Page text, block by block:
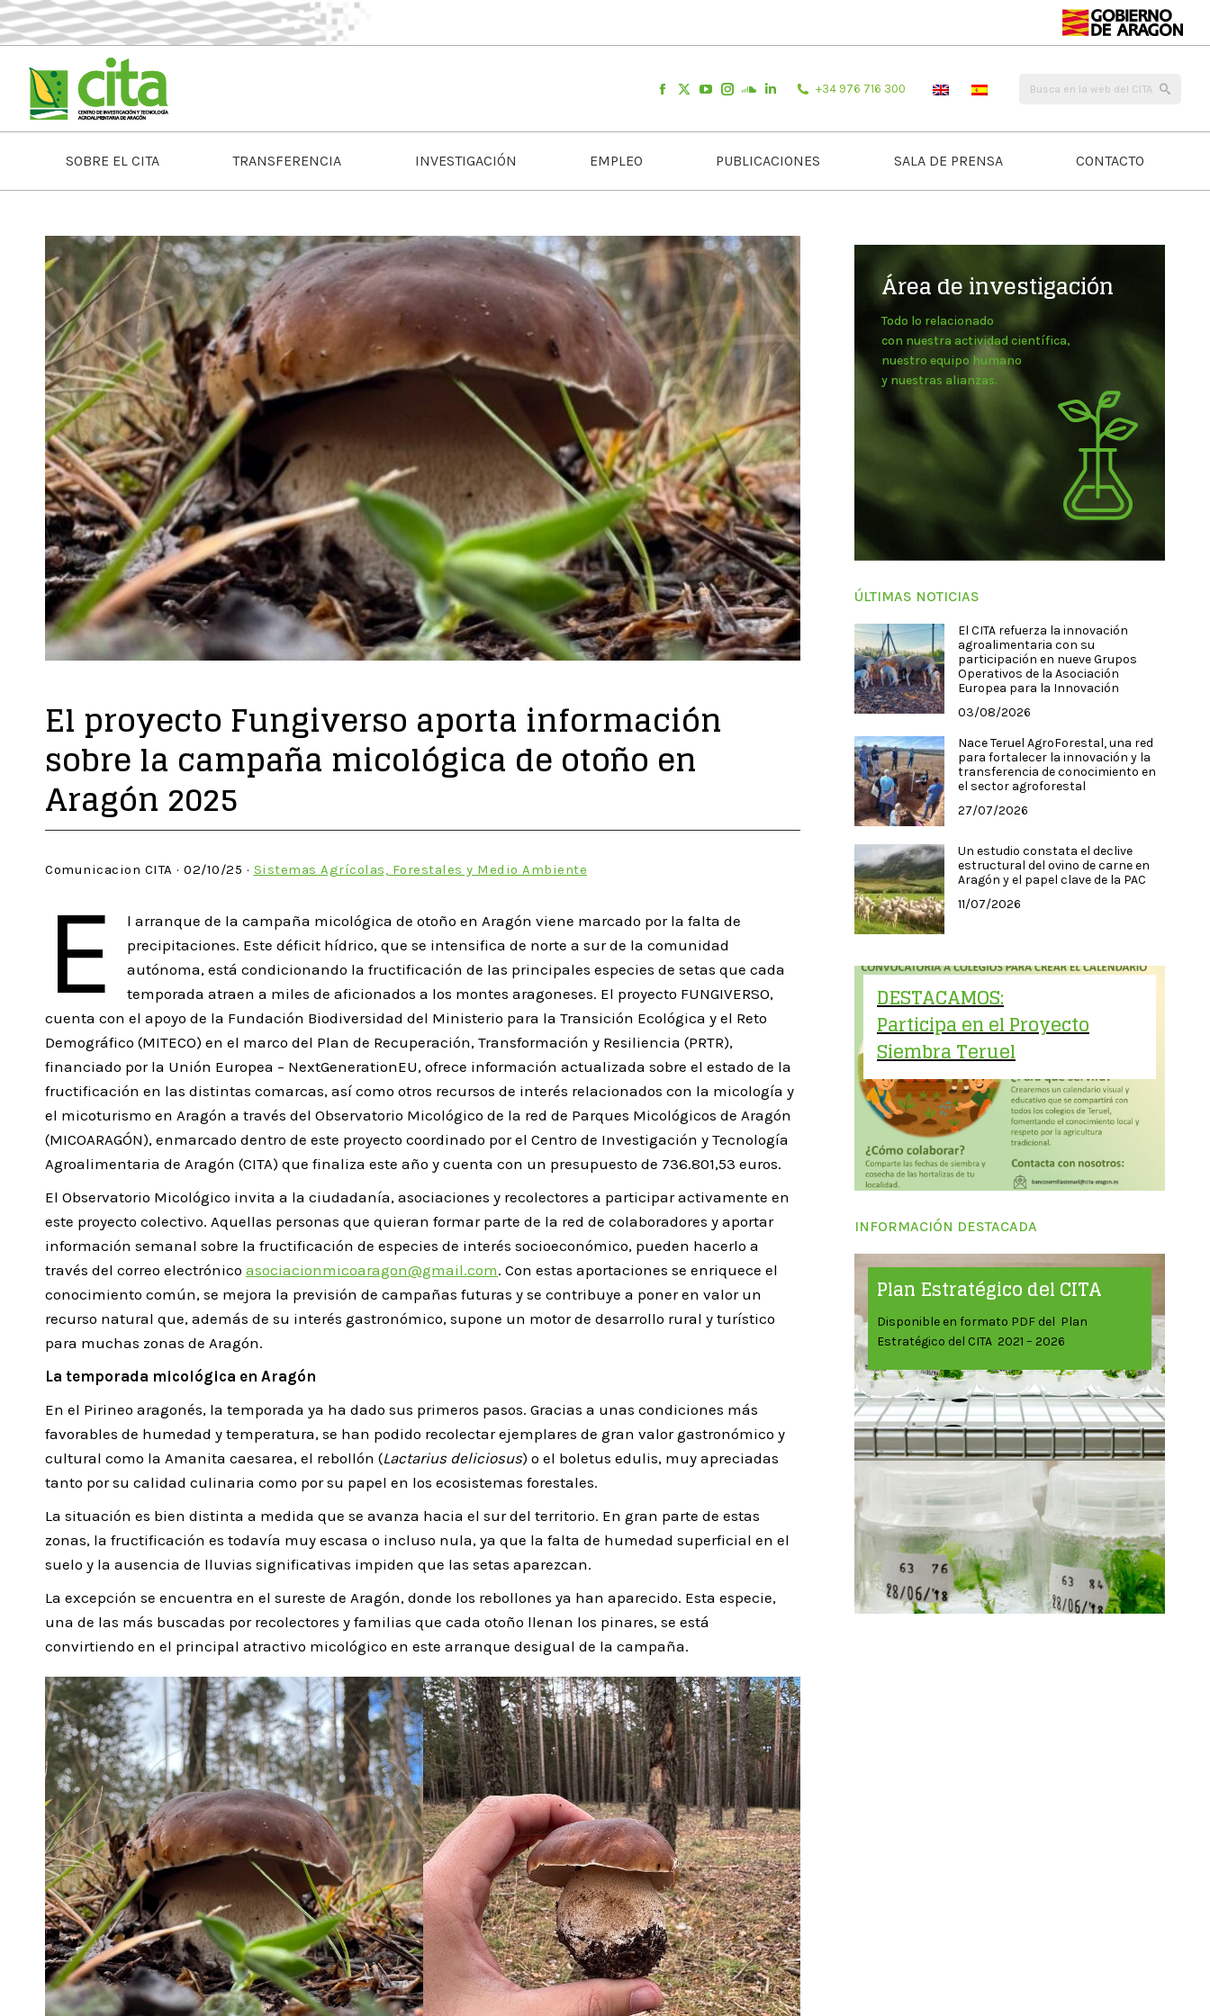
+34 976 716 300
SOBRE EL CITA TRANSFERENCIA INVESTIGACIÓN EMPLEO PUBLICACIONES SALA DE PRENSA CONTACTO
El proyecto Fungiverso aporta información
sobre la campaña micológica de otoño en
Aragón 2025
Comunicacion CITA · 02/10/25 · Sistemas Agrícolas, Forestales y Medio Ambiente
E
l arranque de la campaña micológica de otoño en Aragón viene marcado por la falta de
precipitaciones. Este déficit hídrico, que se intensifica de norte a sur de la comunidad
autónoma, está condicionando la fructificación de las principales especies de setas que cada
temporada atraen a miles de aficionados a los montes aragoneses. El proyecto FUNGIVERSO,
cuenta con el apoyo de la Fundación Biodiversidad del Ministerio para la Transición Ecológica y el Reto
Demográfico (MITECO) en el marco del Plan de Recuperación, Transformación y Resiliencia (PRTR),
financiado por la Unión Europea – NextGenerationEU, ofrece información actualizada sobre el estado de la
fructificación en las distintas comarcas, así como otros recursos de interés relacionados con la micología y
el micoturismo en Aragón a través del Observatorio Micológico de la red de Parques Micológicos de Aragón
(MICOARAGÓN), enmarcado dentro de este proyecto coordinado por el Centro de Investigación y Tecnología
Agroalimentaria de Aragón (CITA) que finaliza este año y cuenta con un presupuesto de 736.801,53 euros.
El Observatorio Micológico invita a la ciudadanía, asociaciones y recolectores a participar activamente en
este proyecto colectivo. Aquellas personas que quieran formar parte de la red de colaboradores y aportar
información semanal sobre la fructificación de especies de interés socioeconómico, pueden hacerlo a
través del correo electrónico asociacionmicoaragon@gmail.com. Con estas aportaciones se enriquece el
conocimiento común, se mejora la previsión de campañas futuras y se contribuye a poner en valor un
recurso natural que, además de su interés gastronómico, supone un motor de desarrollo rural y turístico
para muchas zonas de Aragón.
La temporada micológica en Aragón
En el Pirineo aragonés, la temporada ya ha dado sus primeros pasos. Gracias a unas condiciones más
favorables de humedad y temperatura, se han podido recolectar ejemplares de gran valor gastronómico y
cultural como la Amanita caesarea, el rebollón (Lactarius deliciosus) o el boletus edulis, muy apreciadas
tanto por su calidad culinaria como por su papel en los ecosistemas forestales.
La situación es bien distinta a medida que se avanza hacia el sur del territorio. En gran parte de estas
zonas, la fructificación es todavía muy escasa o incluso nula, ya que la falta de humedad superficial en el
suelo y la ausencia de lluvias significativas impiden que las setas aparezcan.
La excepción se encuentra en el sureste de Aragón, donde los rebollones ya han aparecido. Esta especie,
una de las más buscadas por recolectores y familias que cada otoño llenan los pinares, se está
convirtiendo en el principal atractivo micológico en este arranque desigual de la campaña.
Área de investigación
Todo lo relacionado
con nuestra actividad científica,
nuestro equipo humano
y nuestras alianzas.
ÚLTIMAS NOTICIAS
El CITA refuerza la innovación
agroalimentaria con su
participación en nueve Grupos
Operativos de la Asociación
Europea para la Innovación
03/08/2026
Nace Teruel AgroForestal, una red
para fortalecer la innovación y la
transferencia de conocimiento en
el sector agroforestal
27/07/2026
Un estudio constata el declive
estructural del ovino de carne en
Aragón y el papel clave de la PAC
11/07/2026
DESTACAMOS:
Participa en el Proyecto
Siembra Teruel
INFORMACIÓN DESTACADA
Plan Estratégico del CITA
Disponible en formato PDF del Plan
Estratégico del CITA 2021 – 2026